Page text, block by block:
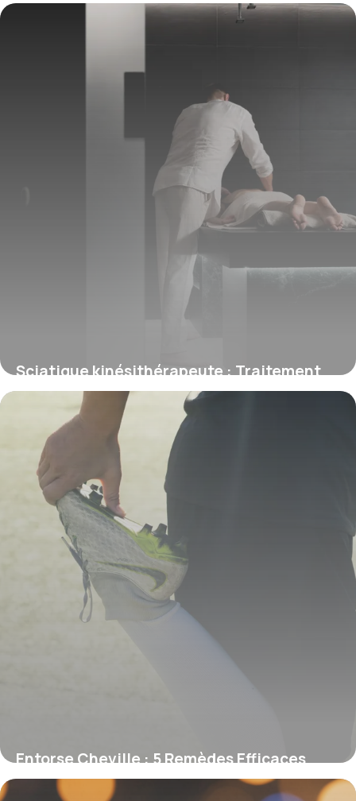
Solutions
Sciatique kinésithérapeute : Traitement
expert
18 mai 2026
Entorse Cheville : 5 Remèdes Efficaces
Rapides